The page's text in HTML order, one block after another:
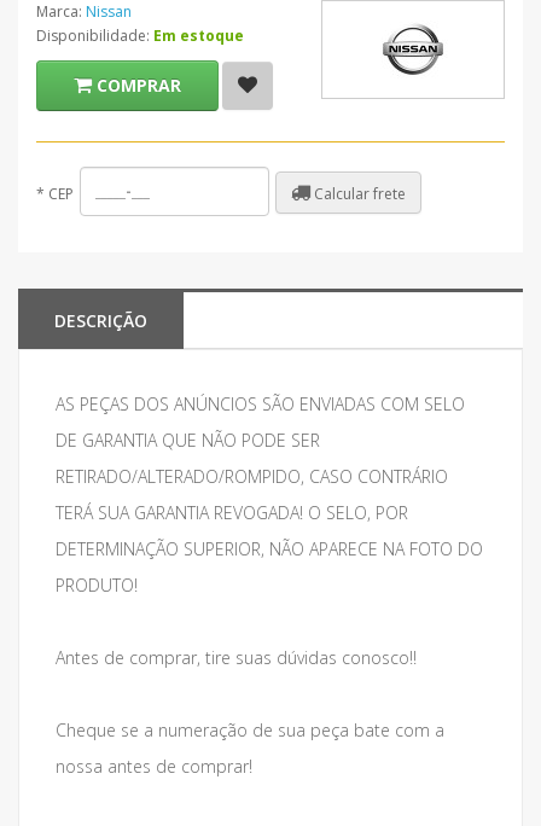
Marca: Nissan
Disponibilidade: Em estoque
COMPRAR
* CEP Calcular frete
DESCRIÇÃO
AS PEÇAS DOS ANÚNCIOS SÃO ENVIADAS COM SELO
DE GARANTIA QUE NÃO PODE SER
RETIRADO/ALTERADO/ROMPIDO, CASO CONTRÁRIO
TERÁ SUA GARANTIA REVOGADA! O SELO, POR
DETERMINAÇÃO SUPERIOR, NÃO APARECE NA FOTO DO
PRODUTO!
Antes de comprar, tire suas dúvidas conosco!!
Cheque se a numeração de sua peça bate com a
nossa antes de comprar!